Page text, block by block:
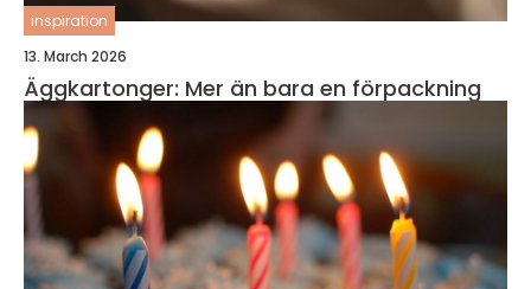
inspiration
13. March 2026
Äggkartonger: Mer än bara en förpackning